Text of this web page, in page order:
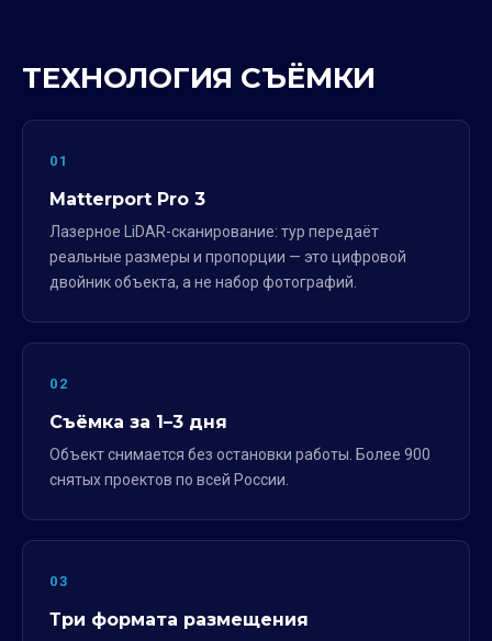
ТЕХНОЛОГИЯ СЪЁМКИ
01
Matterport Pro 3
Лазерное LiDAR-сканирование: тур передаёт
реальные размеры и пропорции — это цифровой
двойник объекта, а не набор фотографий.
02
Съёмка за 1–3 дня
Объект снимается без остановки работы. Более 900
снятых проектов по всей России.
03
Три формата размещения